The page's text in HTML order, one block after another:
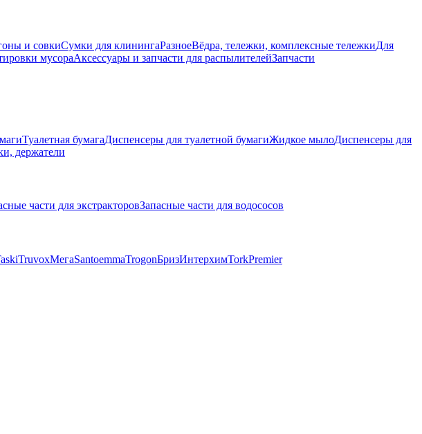
и совкиСумки для клинингаРазноеВёдра, тележки, комплексные тележкиДля
мусораАксессуары и запчасти для распылителейЗапчасти
Туалетная бумагаДиспенсеры для туалетной бумагиЖидкое мылоДиспенсеры для
держатели
части для экстракторовЗапасные части для водососов
TruvoxМегаSantoemmaTrogonБризИнтерхимTorkPremier